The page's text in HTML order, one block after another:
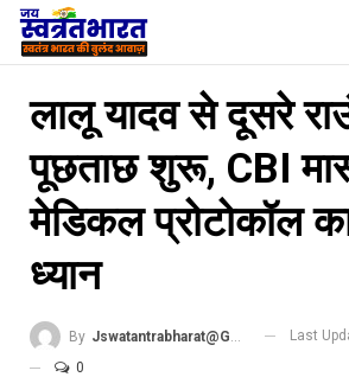
लालू यादव से दूसरे
पूछताछ शुरू, CBI
मेडिकल प्रोटोकॉल
ध्‍यान
By Jswatantrabharat@gmail.com Last
0